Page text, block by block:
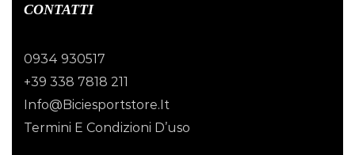
CONTATTI
0934 930517
+39 338 7818 211
Info@biciesportstore.it
Termini E Condizioni D’uso